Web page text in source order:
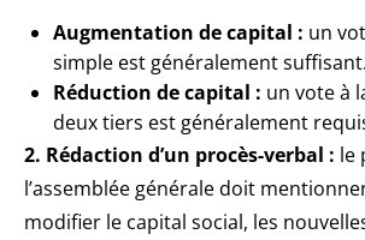
Augmentation de capital : un
simple est généralement suffisant.
Réduction de capital : un vote à
deux tiers est généralement
2. Rédaction d’un procès-verbal : le
l’assemblée générale doit
modifier le capital social, les